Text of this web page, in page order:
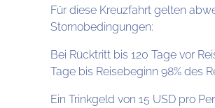
Für diese Kreuzfahrt gelten
Stornobedingungen:
Bei Rücktritt bis 120 Tage vor
Tage bis Reisebeginn 98% des
Ein Trinkgeld von 15 USD pro